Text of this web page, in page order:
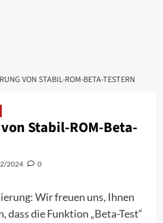
VON STABIL-ROM-BETA-TESTERN
Stabil-ROM-Beta-
2024 0
Wir freuen uns, Ihnen
dass die Funktion „Beta-Test“